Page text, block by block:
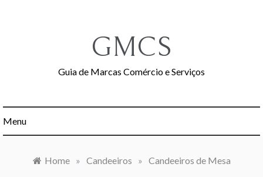
GMCS
Guia de Marcas Comércio e Serviços
Menu
Home » Candeeiros » Candeeiros de Mesa